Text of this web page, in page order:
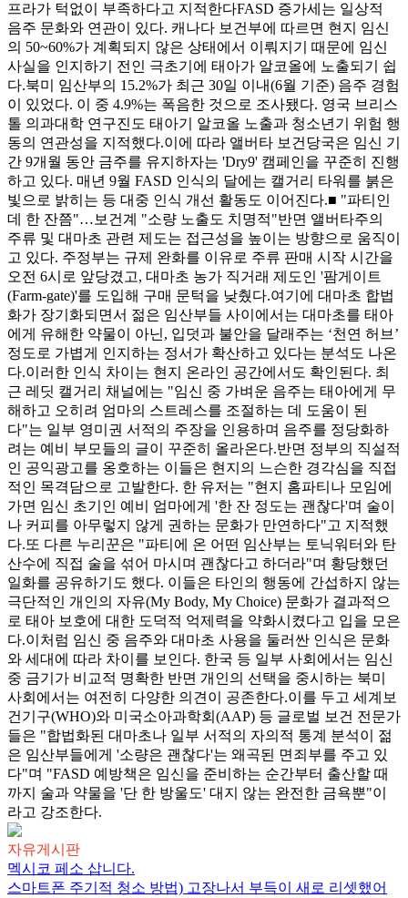
프라가 턱없이 부족하다고 지적한다FASD 증가세는 일상적
음주 문화와 연관이 있다. 캐나다 보건부에 따르면 현지 임신
의 50~60%가 계획되지 않은 상태에서 이뤄지기 때문에 임신
사실을 인지하기 전인 극초기에 태아가 알코올에 노출되기 쉽
다.북미 임산부의 15.2%가 최근 30일 이내(6월 기준) 음주 경험
이 있었다. 이 중 4.9%는 폭음한 것으로 조사됐다. 영국 브리스
톨 의과대학 연구진도 태아기 알코올 노출과 청소년기 위험 행
동의 연관성을 지적했다.이에 따라 앨버타 보건당국은 임신 기
간 9개월 동안 금주를 유지하자는 'Dry9' 캠페인을 꾸준히 진행
하고 있다. 매년 9월 FASD 인식의 달에는 캘거리 타워를 붉은
빛으로 밝히는 등 대중 인식 개선 활동도 이어진다.■ "파티인
데 한 잔쯤"…보건계 "소량 노출도 치명적"반면 앨버타주의
주류 및 대마초 관련 제도는 접근성을 높이는 방향으로 움직이
고 있다. 주정부는 규제 완화를 이유로 주류 판매 시작 시간을
오전 6시로 앞당겼고, 대마초 농가 직거래 제도인 '팜게이트
(Farm-gate)'를 도입해 구매 문턱을 낮췄다.여기에 대마초 합법
화가 장기화되면서 젊은 임산부들 사이에서는 대마초를 태아
에게 유해한 약물이 아닌, 입덧과 불안을 달래주는 ‘천연 허브’
정도로 가볍게 인지하는 정서가 확산하고 있다는 분석도 나온
다.이러한 인식 차이는 현지 온라인 공간에서도 확인된다. 최
근 레딧 캘거리 채널에는 "임신 중 가벼운 음주는 태아에게 무
해하고 오히려 엄마의 스트레스를 조절하는 데 도움이 된
다"는 일부 영미권 서적의 주장을 인용하며 음주를 정당화하
려는 예비 부모들의 글이 꾸준히 올라온다.반면 정부의 직설적
인 공익광고를 옹호하는 이들은 현지의 느슨한 경각심을 직접
적인 목격담으로 고발한다. 한 유저는 "현지 홈파티나 모임에
가면 임신 초기인 예비 엄마에게 '한 잔 정도는 괜찮다'며 술이
나 커피를 아무렇지 않게 권하는 문화가 만연하다"고 지적했
다.또 다른 누리꾼은 "파티에 온 어떤 임산부는 토닉워터와 탄
산수에 직접 술을 섞어 마시며 괜찮다고 하더라"며 황당했던
일화를 공유하기도 했다. 이들은 타인의 행동에 간섭하지 않는
극단적인 개인의 자유(My Body, My Choice) 문화가 결과적으
로 태아 보호에 대한 도덕적 억제력을 약화시켰다고 입을 모은
다.이처럼 임신 중 음주와 대마초 사용을 둘러싼 인식은 문화
와 세대에 따라 차이를 보인다. 한국 등 일부 사회에서는 임신
중 금기가 비교적 명확한 반면 개인의 선택을 중시하는 북미
사회에서는 여전히 다양한 의견이 공존한다.이를 두고 세계보
건기구(WHO)와 미국소아과학회(AAP) 등 글로벌 보건 전문가
들은 "합법화된 대마초나 일부 서적의 자의적 통계 분석이 젊
은 임산부들에게 '소량은 괜찮다'는 왜곡된 면죄부를 주고 있
다"며 "FASD 예방책은 임신을 준비하는 순간부터 출산할 때
까지 술과 약물을 '단 한 방울도' 대지 않는 완전한 금욕뿐"이
라고 강조한다.
자유게시판
멕시코 페소 삽니다.
스마트폰 주기적 청소 방법) 고장나서 부득이 새로 리셋했어